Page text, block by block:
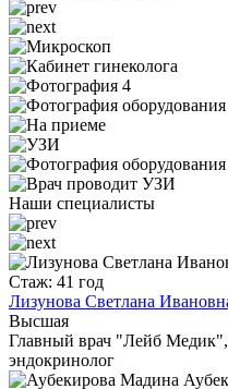
Наши специалисты
Стаж: 41 год
Лизунова Светлана
Высшая
Главный врач "Лейб Медик",
эндокринолог